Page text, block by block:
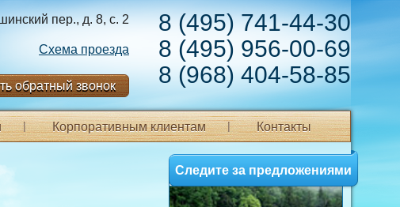
8 (495) 741-44-30
8 (495) 956-00-69
8 (968) 404-58-85
пер., д. 8, с. 2
Схема проезда
обратный звонок
Корпоративным клиентам Контакты
Следите за предложениями